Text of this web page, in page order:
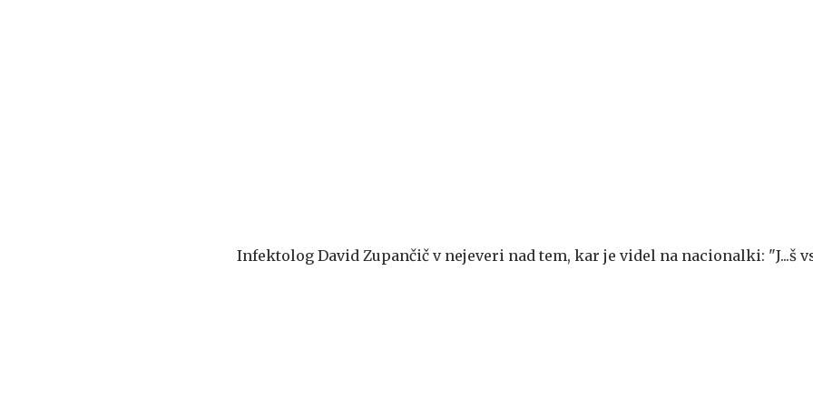
Infektolog David Zupančič v nejeveri nad tem, kar je videl na nacionalki: "J...š